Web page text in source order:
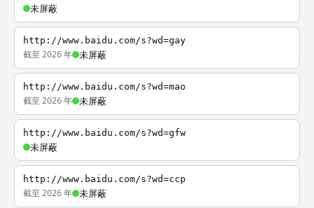
未屏蔽
http://www.baidu.com/s?wd=gay
截至 2026 年 未屏蔽
http://www.baidu.com/s?wd=mao
截至 2026 年 未屏蔽
http://www.baidu.com/s?wd=gfw
未屏蔽
http://www.baidu.com/s?wd=ccp
截至 2026 年 未屏蔽